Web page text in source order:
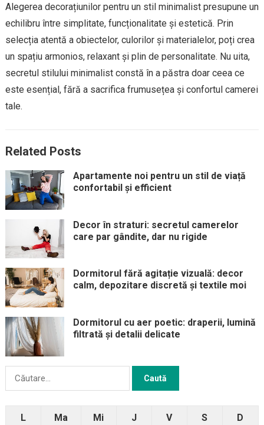
Alegerea decorațiunilor pentru un stil minimalist presupune un
echilibru între simplitate, funcționalitate și estetică. Prin
selecția atentă a obiectelor, culorilor și materialelor, poți crea
un spațiu armonios, relaxant și plin de personalitate. Nu uita,
secretul stilului minimalist constă în a păstra doar ceea ce
este esențial, fără a sacrifica frumusețea și confortul camerei
tale.
Related Posts
Apartamente noi pentru un stil de viață
confortabil și efficient
Decor în straturi: secretul camerelor
care par gândite, dar nu rigide
Dormitorul fără agitație vizuală: decor
calm, depozitare discretă și textile moi
Dormitorul cu aer poetic: draperii, lumină
filtrată și detalii delicate
L Ma Mi J V S D